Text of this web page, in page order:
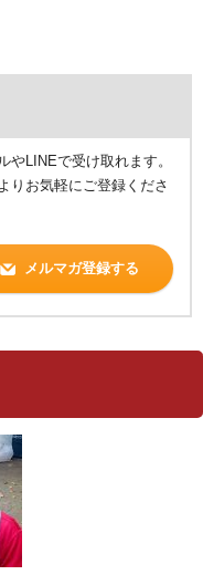
LINEで受け取れます。
りお気軽にご登録くださ
メルマガ登録する